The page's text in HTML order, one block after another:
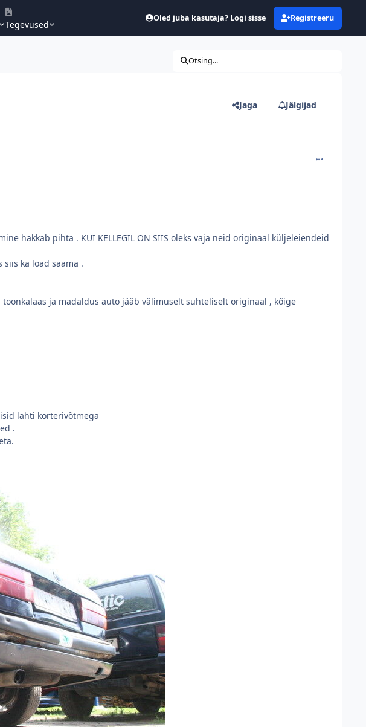
Tegevused
Oled juba kasutaja? Logi sisse Registreeru
Otsing...
Jaga Jälgijad
hakkab pihta . KUI KELLEGIL ON SIIS oleks vaja neid originaal küljeleiendeid
ka load saama .
ja madaldus auto jääb välimuselt suhteliselt originaal , kõige
lahti korterivõtmega
.